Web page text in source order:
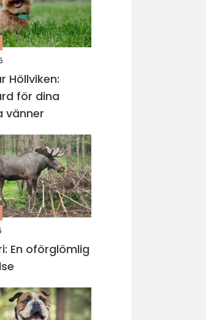
Höllviken:
för dina
vänner
En oförglömlig